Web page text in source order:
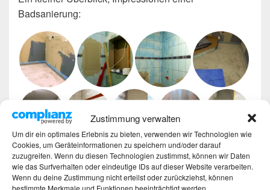
Zustimmung verwalten
Um dir ein optimales Erlebnis zu bieten, verwenden wir Technologien wie
Cookies, um Geräteinformationen zu speichern und/oder darauf
zuzugreifen. Wenn du diesen Technologien zustimmst, können wir Daten
wie das Surfverhalten oder eindeutige IDs auf dieser Website verarbeiten.
Wenn du deine Zustimmung nicht erteilst oder zurückziehst, können
Badsanierung: